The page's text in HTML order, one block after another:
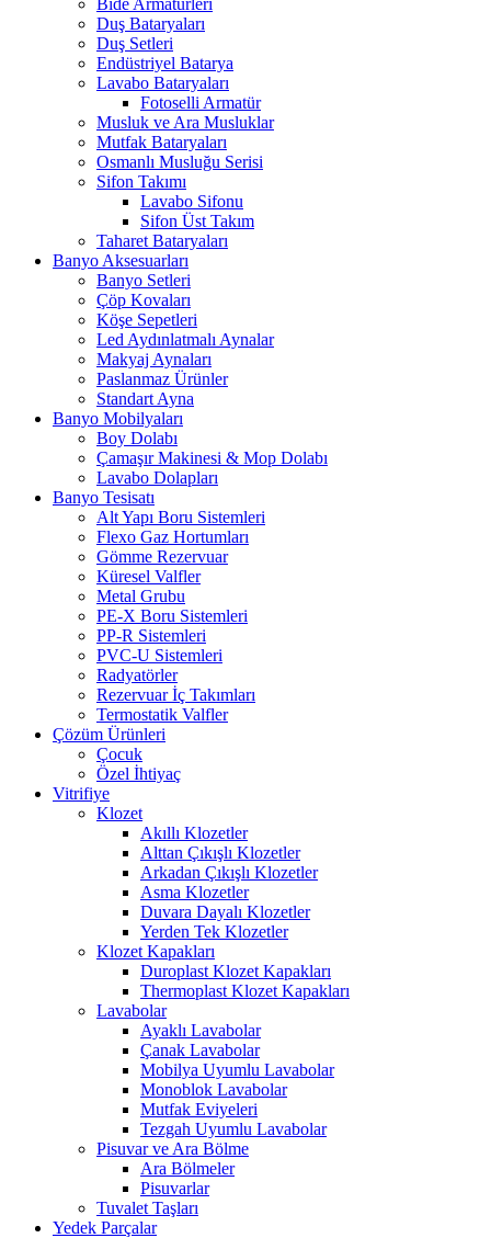
Bide Armatürleri
Duş Bataryaları
Duş Setleri
Endüstriyel Batarya
Lavabo Bataryaları
Fotoselli Armatür
Musluk ve Ara Musluklar
Mutfak Bataryaları
Osmanlı Musluğu Serisi
Sifon Takımı
Lavabo Sifonu
Sifon Üst Takım
Taharet Bataryaları
Banyo Aksesuarları
Banyo Setleri
Çöp Kovaları
Köşe Sepetleri
Led Aydınlatmalı Aynalar
Makyaj Aynaları
Paslanmaz Ürünler
Standart Ayna
Banyo Mobilyaları
Boy Dolabı
Çamaşır Makinesi & Mop Dolabı
Lavabo Dolapları
Banyo Tesisatı
Alt Yapı Boru Sistemleri
Flexo Gaz Hortumları
Gömme Rezervuar
Küresel Valfler
Metal Grubu
PE-X Boru Sistemleri
PP-R Sistemleri
PVC-U Sistemleri
Radyatörler
Rezervuar İç Takımları
Termostatik Valfler
Çözüm Ürünleri
Çocuk
Özel İhtiyaç
Vitrifiye
Klozet
Akıllı Klozetler
Alttan Çıkışlı Klozetler
Arkadan Çıkışlı Klozetler
Asma Klozetler
Duvara Dayalı Klozetler
Yerden Tek Klozetler
Klozet Kapakları
Duroplast Klozet Kapakları
Thermoplast Klozet Kapakları
Lavabolar
Ayaklı Lavabolar
Çanak Lavabolar
Mobilya Uyumlu Lavabolar
Monoblok Lavabolar
Mutfak Eviyeleri
Tezgah Uyumlu Lavabolar
Pisuvar ve Ara Bölme
Ara Bölmeler
Pisuvarlar
Tuvalet Taşları
Yedek Parçalar